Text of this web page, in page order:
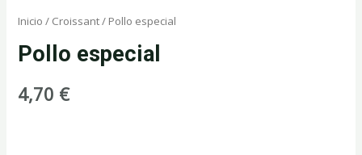
Inicio / Croissant/ Pollo especial
Pollo especial
4,70 €